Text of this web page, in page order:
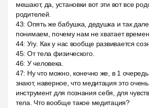
мешают, да, установки вот эти вот все
родителей.
43: Опять же бабушка, дедушка и так
понимаем, почему нам не хватает
44: Угу. Как у нас вообще развивается
45: От тела физического.
46: У человека.
47: Ну что можно, конечно же, в 1
знают, наверное, что медитация это
инструмент для познания себя, для
тела. Что вообще такое медитация?